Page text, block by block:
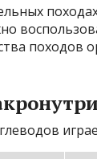
походов